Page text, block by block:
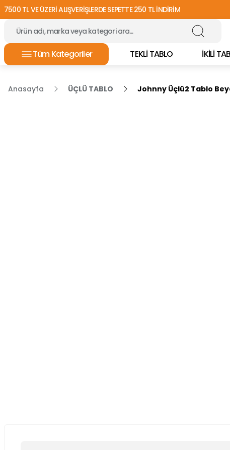
7500 TL VE ÜZERİ ALIŞVERİŞLERDE SEPETTE 250 TL İNDİRİM
Tüm Kategoriler TEKLİ TABLO İKİLİ
Anasayfa ÜÇLÜ TABLO Johnny Üçlü2 Tablo